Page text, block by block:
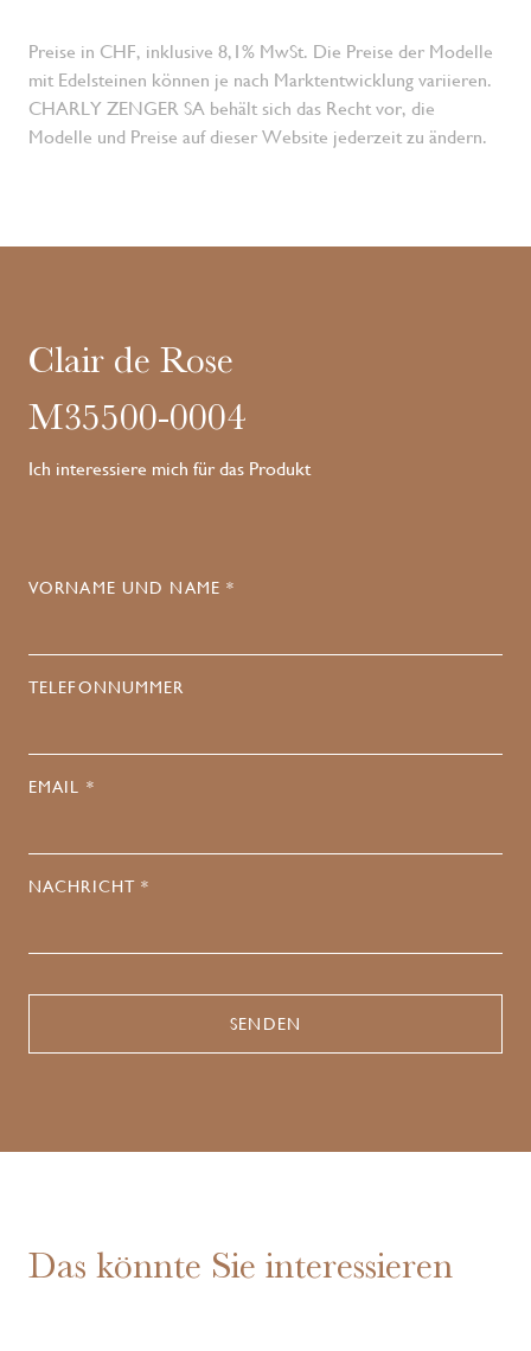
Preise in CHF, inklusive 8,1% MwSt. Die Preise der Modelle
mit Edelsteinen können je nach Marktentwicklung variieren.
CHARLY ZENGER SA behält sich das Recht vor, die
Modelle und Preise auf dieser Website jederzeit zu ändern.
Clair de Rose
M35500-0004
Ich interessiere mich für das Produkt
VORNAME UND NAME *
TELEFONNUMMER
EMAIL *
NACHRICHT *
Das könnte Sie interessieren